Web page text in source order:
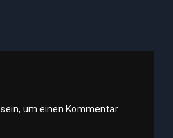
sein, um einen Kommentar